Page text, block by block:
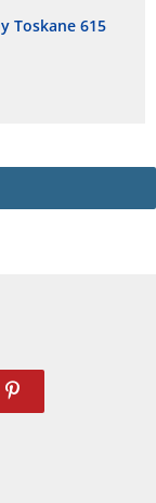
Toskane 615